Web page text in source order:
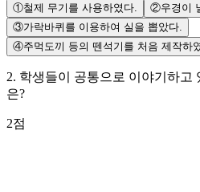
①철제 무기를 사용하였다. ②우경이
③가락바퀴를 이용하여 실을 뽑았다.
④주먹도끼 등의 뗀석기를 처음 제작하
2. 학생들이 공통으로 이야기하고
은?
2점